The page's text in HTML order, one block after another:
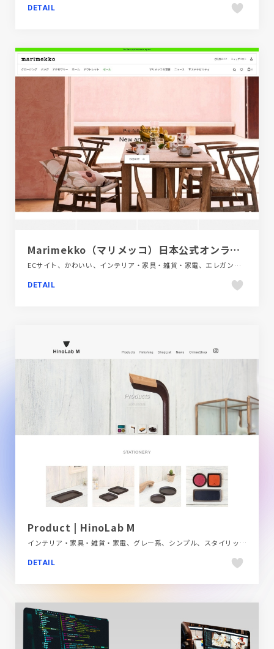
DETAIL
Marimekko（マリメッコ）日本公式オンラインストア
ECサイト、かわいい、インテリア・家具・雑貨・家電、エレガント、グリーン系、シンプル、デザイン・アート・音楽・文芸、ナチュラル、ピンク系、ファッション・ビューティー、ホワイト系、ポップ、大きめ写真、手書き・ハンドメイド
DETAIL
Product | HinoLab M
インテリア・家具・雑貨・家電、グレー系、シンプル、スタイリッシュ、ナチュラル、フラットデザイン、ブランド・サービスサイト、ホワイト系、大きめ写真
DETAIL